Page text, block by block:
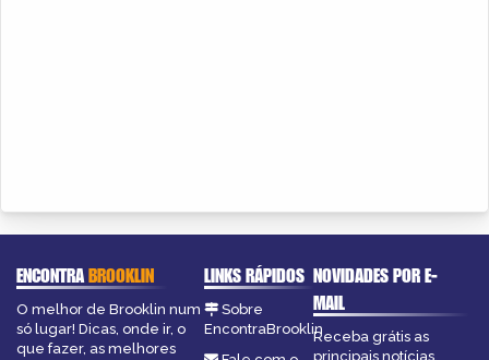
ENCONTRABROOKLIN
O melhor de Brooklin num
só lugar! Dicas, onde ir, o
que fazer, as melhores
LINKS RÁPIDOS
Sobre
EncontraBrooklin
NOVIDADES POR E-
MAIL
Receba grátis as
principais notícias,